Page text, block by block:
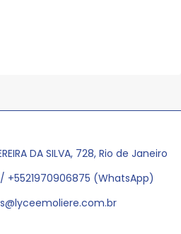
DA SILVA, 728, Rio de Janeiro
+5521970906875 (WhatsApp)